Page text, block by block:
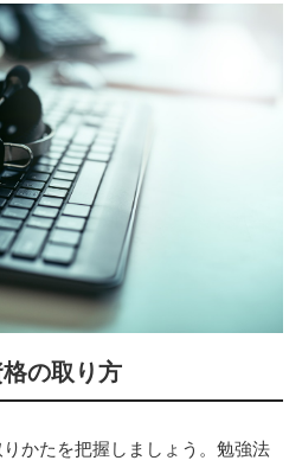
の取り方
かたを把握しましょう。勉強法